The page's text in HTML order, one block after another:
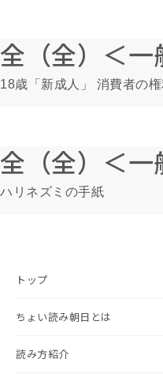
全（全）＜一
18歳「新成人」 消費者の権
全（全）＜一
ハリネズミの手紙
トップ
ちょい読み朝日とは
読み方紹介